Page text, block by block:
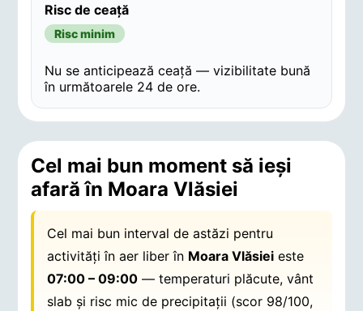
Risc de ceață
Risc minim
Nu se anticipează ceață — vizibilitate bună
în următoarele 24 de ore.
Cel mai bun moment să ieși
afară în Moara Vlăsiei
Cel mai bun interval de astăzi pentru
activități în aer liber în Moara Vlăsiei este
07:00 – 09:00 — temperaturi plăcute, vânt
slab și risc mic de precipitații (scor 98/100,